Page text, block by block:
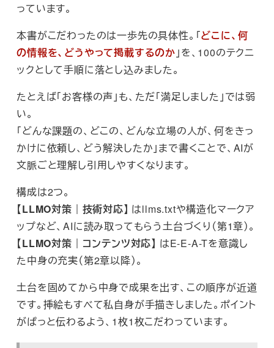
っています。
本書がこだわったのは一歩先の具体性。「どこに、何
の情報を、どうやって掲載するのか 」を、100のテクニ
ックとして手順に落とし込みました。
たとえば「お客様の声」も、ただ「満足しました」では弱
い。
「どんな課題の、どこの、どんな立場の人が、何をきっ
かけに依頼し、どう解決したか」まで書くことで、AIが
文脈ごと理解し引用しやすくなります。
構成は2つ。
【LLMO対策｜技術対応】 はllms.txtや構造化マークア
ップなど、AIに読み取ってもらう土台づくり（第1章）。
【LLMO対策｜コンテンツ対応】 はE-E-A-Tを意識し
た中身の充実（第2章以降）。
土台を固めてから中身で成果を出す、この順序が近道
です。挿絵もすべて私自身が手描きしました。ポイント
がぱっと伝わるよう、1枚1枚こだわっています。